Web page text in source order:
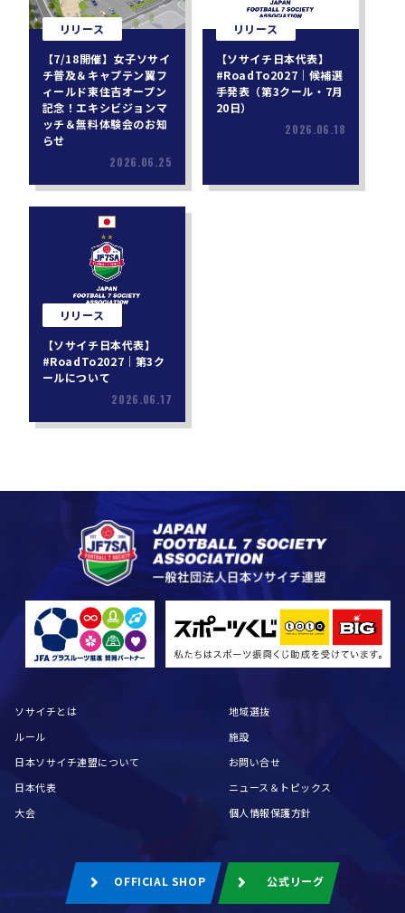
リリース
【7/18開催】女子ソサイ
チ普及＆キャプテン翼フ
ィールド東住吉オープン
記念！エキシビジョンマ
ッチ＆無料体験会のお知
らせ
2026.06.25
リリース
【ソサイチ日本代表】
#RoadTo2027｜候補選
手発表（第3クール・7月
20日）
2026.06.18
リリース
【ソサイチ日本代表】
#RoadTo2027｜第3ク
ールについて
2026.06.17
ソサイチとは
ルール
日本ソサイチ連盟について
日本代表
大会
地域選抜
施設
お問い合せ
ニュース＆トピックス
個人情報保護方針
OFFICIAL SHOP 公式リーグ